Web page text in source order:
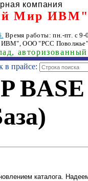
компания
Мир ИВМ"
Время работы: пн.-пт. с 9-
ИВМ", ООО "РСС Поволжье"
в прайсе:
каталога.